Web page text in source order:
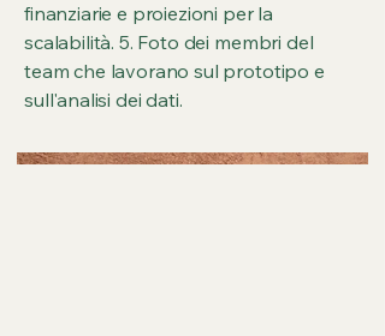
finanziarie e proiezioni per la
scalabilità. 5. Foto dei membri del
team che lavorano sul prototipo e
sull'analisi dei dati.